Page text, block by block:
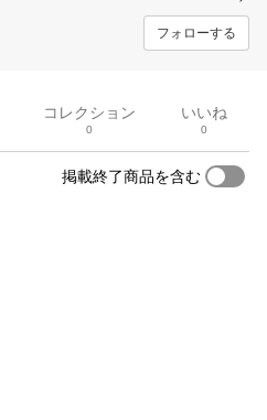
フォローする
コレクション
0
いいね
0
掲載終了商品を含む